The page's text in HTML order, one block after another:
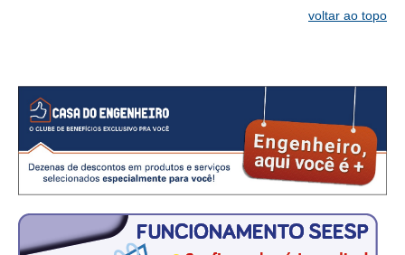
CURSOS
ENGENHEIRO EMPREENDEDOR
PLATAFORMAS GRATUITAS
voltar ao topo